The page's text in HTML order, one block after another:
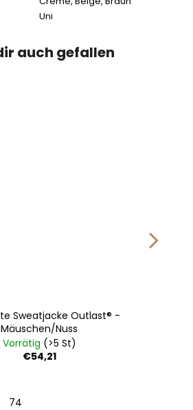
Uni
auch gefallen
Sweatjacke Outlast® -
Mäuschen/Nuss
Vorrätig (>5 St)
€54,21
74